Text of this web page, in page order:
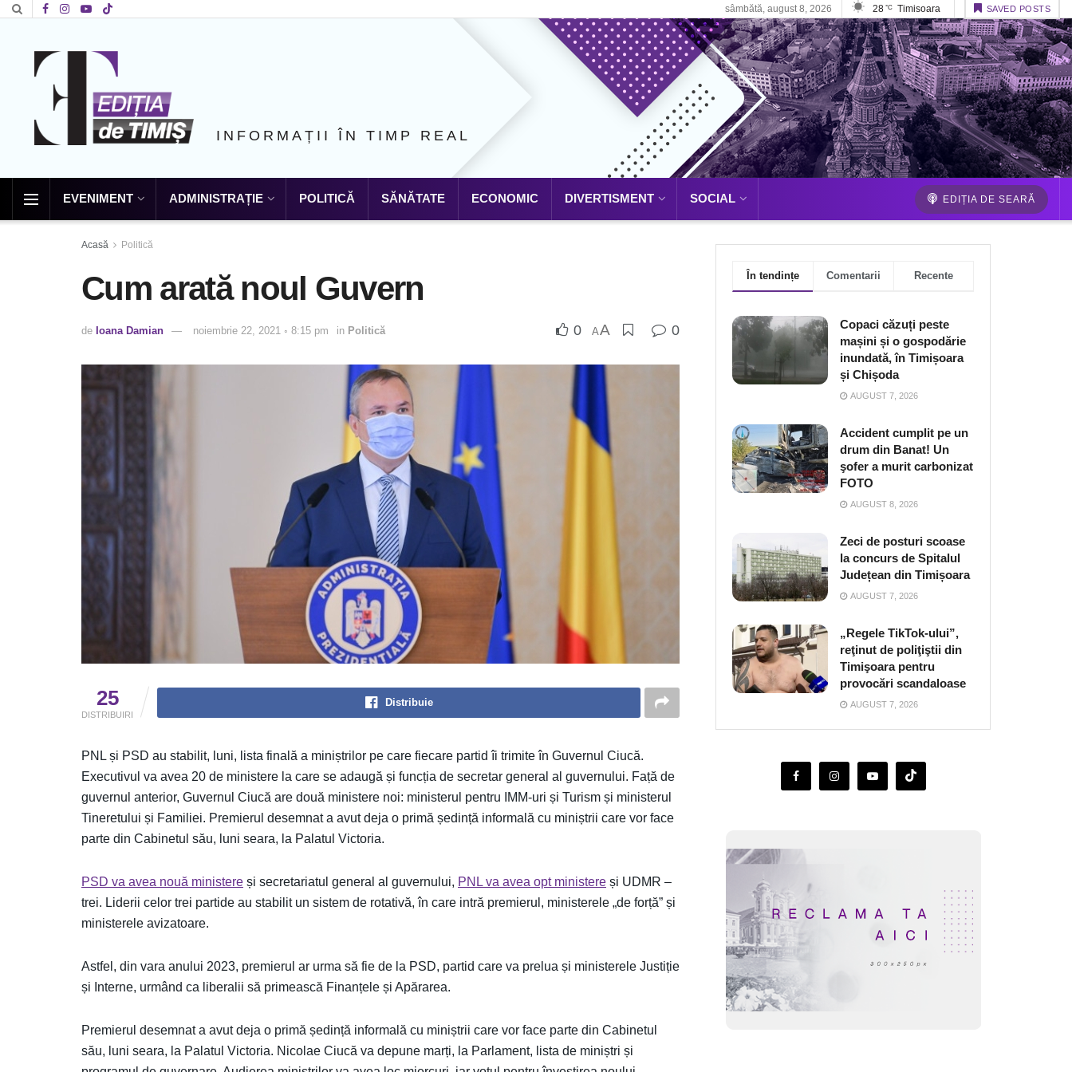
sâmbătă, august 8, 2026 28 °C Timisoara SAVED POSTS
INFORMAȚII ÎN TIMP REAL
EVENIMENT ADMINISTRAȚIE POLITICĂ SĂNĂTATE ECONOMIC DIVERTISMENT SOCIAL EDIȚIA DE SEARĂ
Acasă Politică
Cum arată noul Guvern
de Ioana Damian noiembrie 22, 2021 ◦ 8:15 pm in Politică 0 AA 0
25
DISTRIBUIRI
Distribuie
PNL și PSD au stabilit, luni, lista finală a miniștrilor pe care fiecare partid îi trimite în Guvernul Ciucă.
Executivul va avea 20 de ministere la care se adaugă și funcția de secretar general al guvernului. Față de
guvernul anterior, Guvernul Ciucă are două ministere noi: ministerul pentru IMM-uri și Turism și ministerul
Tineretului și Familiei. Premierul desemnat a avut deja o primă ședință informală cu miniștrii care vor face
parte din Cabinetul său, luni seara, la Palatul Victoria.
PSD va avea nouă ministere și secretariatul general al guvernului, PNL va avea opt ministere și UDMR –
trei. Liderii celor trei partide au stabilit un sistem de rotativă, în care intră premierul, ministerele „de forță” și
ministerele avizatoare.
Astfel, din vara anului 2023, premierul ar urma să fie de la PSD, partid care va prelua și ministerele Justiție
și Interne, urmând ca liberalii să primească Finanțele și Apărarea.
Premierul desemnat a avut deja o primă ședință informală cu miniștrii care vor face parte din Cabinetul
său, luni seara, la Palatul Victoria. Nicolae Ciucă va depune marți, la Parlament, lista de miniștri și
În tendințe Comentarii Recente
Copaci căzuți peste
mașini și o gospodărie
inundată, în Timișoara
și Chișoda
AUGUST 7, 2026
Accident cumplit pe un
drum din Banat! Un
şofer a murit carbonizat
FOTO
AUGUST 8, 2026
Zeci de posturi scoase
la concurs de Spitalul
Județean din Timișoara
AUGUST 7, 2026
„Regele TikTok-ului”,
reţinut de poliţiştii din
Timişoara pentru
provocări scandaloase
AUGUST 7, 2026